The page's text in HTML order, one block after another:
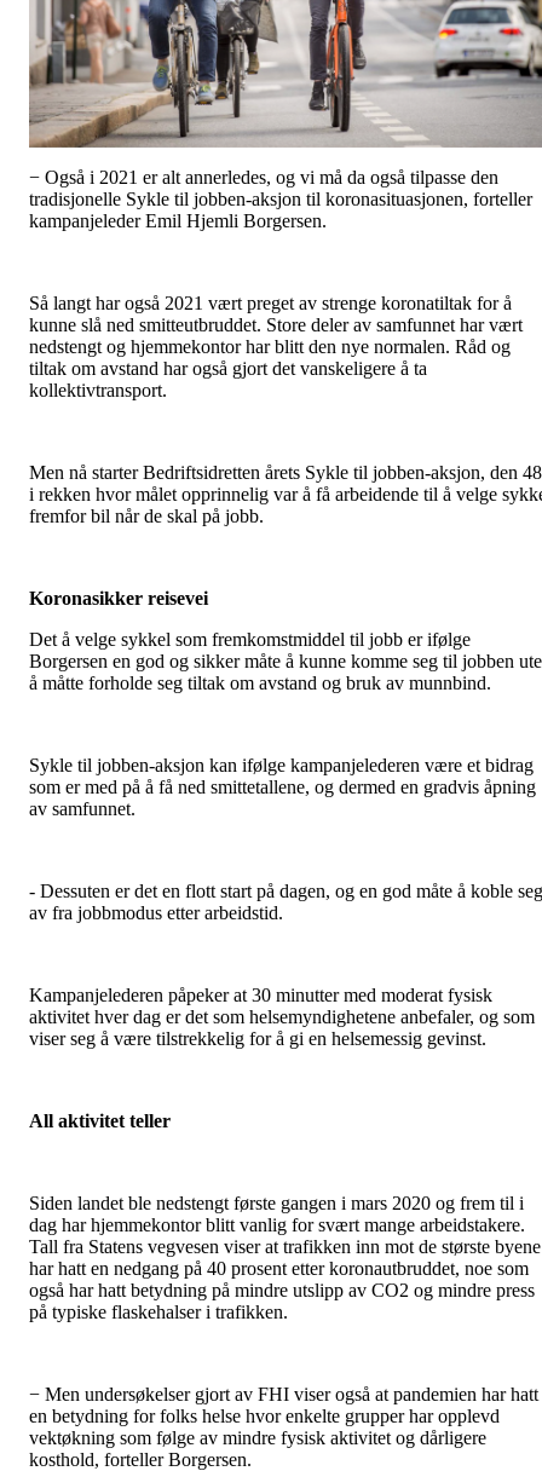
− Også i 2021 er alt annerledes, og vi må da også tilpasse den
tradisjonelle Sykle til jobben-aksjon til koronasituasjonen, forteller
kampanjeleder Emil Hjemli Borgersen.
Så langt har også 2021 vært preget av strenge koronatiltak for å
kunne slå ned smitteutbruddet. Store deler av samfunnet har vært
nedstengt og hjemmekontor har blitt den nye normalen. Råd og
tiltak om avstand har også gjort det vanskeligere å ta
kollektivtransport.
Men nå starter Bedriftsidretten årets Sykle til jobben-aksjon, den
i rekken hvor målet opprinnelig var å få arbeidende til å velge
fremfor bil når de skal på jobb.
Koronasikker reisevei
Det å velge sykkel som fremkomstmiddel til jobb er ifølge
Borgersen en god og sikker måte å kunne komme seg til jobben
å måtte forholde seg tiltak om avstand og bruk av munnbind.
Sykle til jobben-aksjon kan ifølge kampanjelederen være et bidrag
som er med på å få ned smittetallene, og dermed en gradvis åpning
av samfunnet.
- Dessuten er det en flott start på dagen, og en god måte å koble seg
av fra jobbmodus etter arbeidstid.
Kampanjelederen påpeker at 30 minutter med moderat fysisk
aktivitet hver dag er det som helsemyndighetene anbefaler, og som
viser seg å være tilstrekkelig for å gi en helsemessig gevinst.
All aktivitet teller
Siden landet ble nedstengt første gangen i mars 2020 og frem til i
dag har hjemmekontor blitt vanlig for svært mange arbeidstakere.
Tall fra Statens vegvesen viser at trafikken inn mot de største byene
har hatt en nedgang på 40 prosent etter koronautbruddet, noe som
også har hatt betydning på mindre utslipp av CO2 og mindre press
på typiske flaskehalser i trafikken.
− Men undersøkelser gjort av FHI viser også at pandemien har hatt
en betydning for folks helse hvor enkelte grupper har opplevd
vektøkning som følge av mindre fysisk aktivitet og dårligere
kosthold, forteller Borgersen.